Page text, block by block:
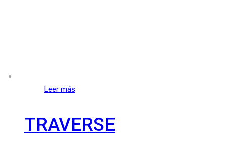
Leer más
TRAVERSE